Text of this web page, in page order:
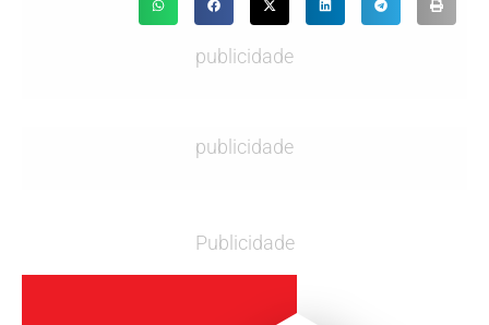
publicidade
publicidade
Publicidade